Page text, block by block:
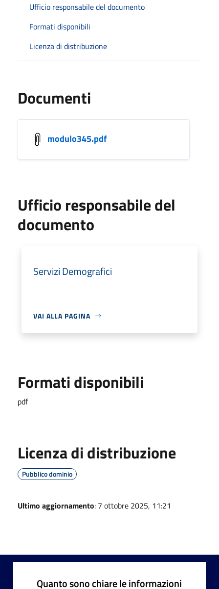
Ufficio responsabile del documento
Formati disponibili
Licenza di distribuzione
Documenti
modulo345.pdf
Ufficio responsabile del
documento
Servizi Demografici
VAI ALLA PAGINA
Formati disponibili
pdf
Licenza di distribuzione
Pubblico dominio
Ultimo aggiornamento: 7 ottobre 2025, 11:21
Quanto sono chiare le informazioni